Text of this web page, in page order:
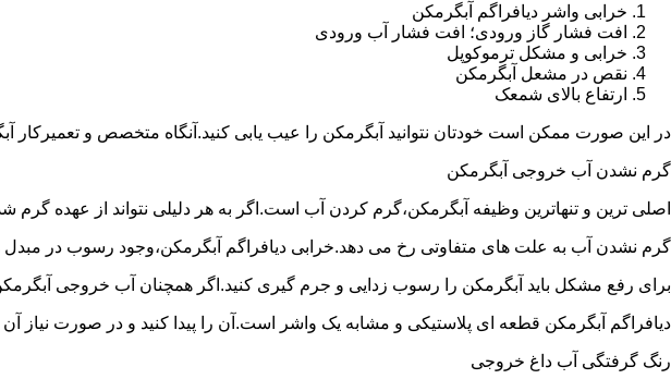
خرابی واشر دیافراگم آبگرمکن
افت فشار گاز ورودی؛ افت فشار آب ورودی
خرابی و مشکل ترموکوپل
نقص در مشعل آبگرمکن
ارتفاع بالای شمعک
در این صورت ممکن است خودتان نتوانید آبگرمکن را عیب یابی کنید.آنگاه متخصص و
گرم نشدن آب خروجی آبگرمکن
اصلی ترین و تنهاترین وظیفه آبگرمکن،گرم کردن آب است.اگر به هر دلیلی نتواند از عهده گرم
گرم نشدن آب به علت های متفاوتی رخ می دهد.خرابی دیافراگم آبگرمکن،وجود رسوب در
برای رفع مشکل باید آبگرمکن را رسوب زدایی و جرم گیری کنید.اگر همچنان آب خروجی
دیافراگم آبگرمکن قطعه ای پلاستیکی و مشابه یک واشر است.آن را پیدا کنید و در صورت نیاز آن
رنگ گرفتگی آب داغ خروجی